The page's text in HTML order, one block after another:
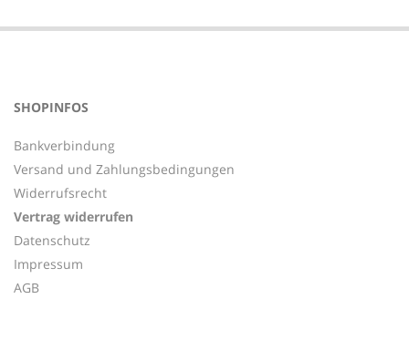
05-
SHOPINFOS
Bankverbindung
Versand und Zahlungsbedingungen
Widerrufsrecht
Vertrag widerrufen
Datenschutz
Impressum
AGB